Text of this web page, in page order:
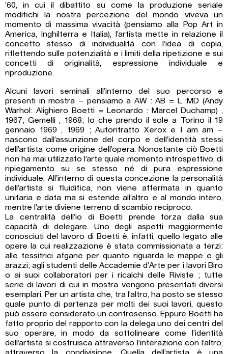
’60, in cui il dibattito su come la produzione seriale
modifichi la nostra percezione del mondo viveva un
momento di massima vivacità (pensiamo alla Pop Art in
America, Inghilterra e Italia), l’artista mette in relazione il
concetto stesso di individualità con l’idea di copia,
riflettendo sulle potenzialità e i limiti della ripetizione e sui
concetti di originalità, espressione individuale e
riproduzione.
Alcuni lavori seminali all’interno del suo percorso e
presenti in mostra – pensiamo a AW : AB = L :MD (Andy
Warhol: Alighiero Boetti = Leonardo : Marcel Duchamp) ,
1967; Gemelli , 1968; Io che prendo il sole a Torino il 19
gennaio 1969 , 1969 ; Autoritratto Xerox e I am am –
nascono dall’assunzione del corpo e dell’identità stessi
dell’artista come origine dell’opera. Nonostante ciò Boetti
non ha mai utilizzato l’arte quale momento introspettivo, di
ripiegamento su se stesso né di pura espressione
individuale. All’interno di questa concezione la personalità
dell’artista si fluidifica, non viene affermata in quanto
unitaria e data ma si estende all’altro e al mondo intero,
mentre l’arte diviene terreno di scambio reciproco.
La centralità dell’io di Boetti prende forza dalla sua
capacità di delegare. Uno degli aspetti maggiormente
conosciuti del lavoro di Boetti è, infatti, quello legato alle
opere la cui realizzazione è stata commissionata a terzi:
alle tessitrici afgane per quanto riguarda le mappe e gli
arazzi; agli studenti delle Accademie d’Arte per i lavori Biro
o ai suoi collaboratori per i ricalchi delle Riviste ; tutte
serie di lavori di cui in mostra vengono presentati diversi
esemplari. Per un artista che, tra l’altro, ha posto se stesso
quale punto di partenza per molti dei suoi lavori, questo
può essere considerato un controsenso. Eppure Boetti ha
fatto proprio del rapporto con la delega uno dei centri del
suo operare, in modo da sottolineare come l’identità
dell’artista si costruisca attraverso l’interazione con l’altro,